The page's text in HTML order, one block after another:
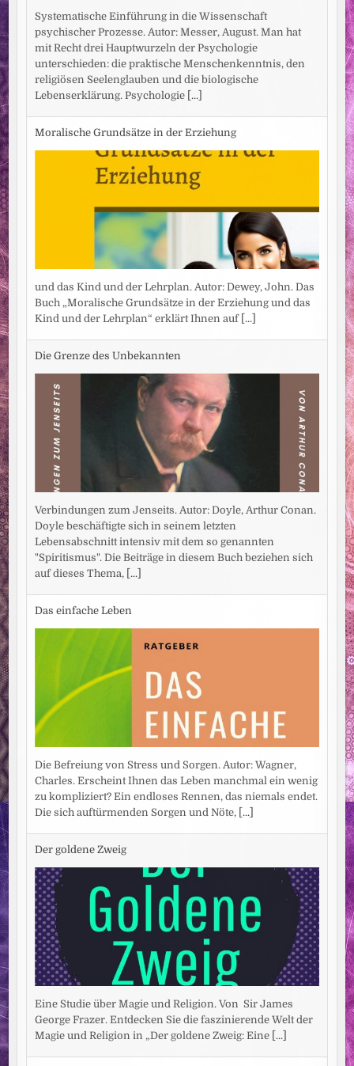
Systematische Einführung in die Wissenschaft
psychischer Prozesse. Autor: Messer, August. Man hat
mit Recht drei Hauptwurzeln der Psychologie
unterschieden: die praktische Menschenkenntnis, den
religiösen Seelenglauben und die biologische
Lebenserklärung. Psychologie [...]
Moralische Grundsätze in der Erziehung
und das Kind und der Lehrplan. Autor: Dewey, John. Das
Buch „Moralische Grundsätze in der Erziehung und das
Kind und der Lehrplan“ erklärt Ihnen auf [...]
Die Grenze des Unbekannten
Verbindungen zum Jenseits. Autor: Doyle, Arthur Conan.
Doyle beschäftigte sich in seinem letzten
Lebensabschnitt intensiv mit dem so genannten
"Spiritismus". Die Beiträge in diesem Buch beziehen sich
auf dieses Thema,
[...]
Das einfache Leben
Die Befreiung von Stress und Sorgen. Autor: Wagner,
Charles. Erscheint Ihnen das Leben manchmal ein wenig
zu kompliziert? Ein endloses Rennen, das niemals endet.
Die sich auftürmenden Sorgen und Nöte,
[...]
Der goldene Zweig
Eine Studie über Magie und Religion. Von Sir James
George Frazer. Entdecken Sie die faszinierende Welt der
Magie und Religion in „Der goldene Zweig: Eine [...]